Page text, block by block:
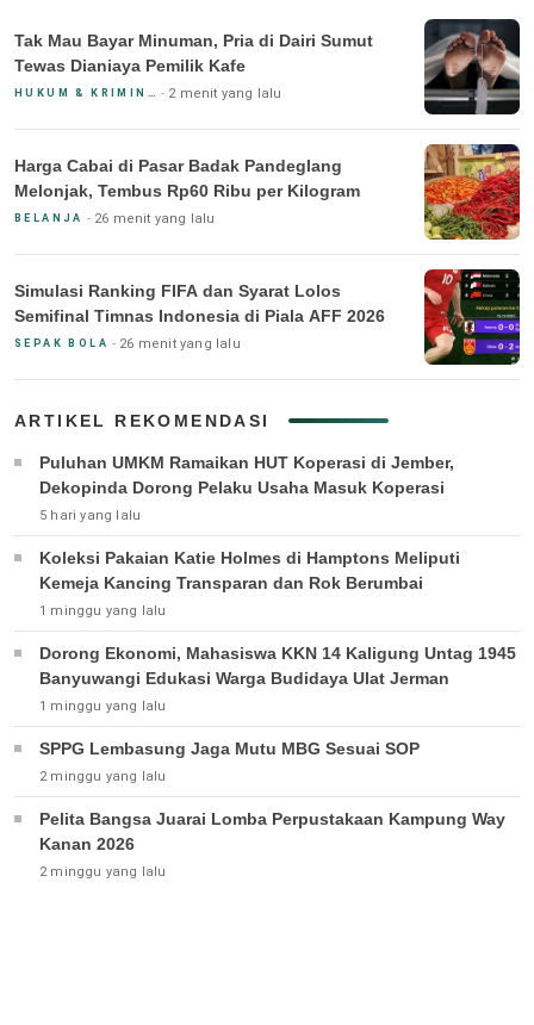
Tak Mau Bayar Minuman, Pria di Dairi Sumut
Tewas Dianiaya Pemilik Kafe
HUKUM & KRIMINAL 2 menit yang lalu
Harga Cabai di Pasar Badak Pandeglang
Melonjak, Tembus Rp60 Ribu per Kilogram
BELANJA 26 menit yang lalu
Simulasi Ranking FIFA dan Syarat Lolos
Semifinal Timnas Indonesia di Piala AFF 2026
SEPAK BOLA 26 menit yang lalu
ARTIKEL REKOMENDASI
Puluhan UMKM Ramaikan HUT Koperasi di Jember,
Dekopinda Dorong Pelaku Usaha Masuk Koperasi
5 hari yang lalu
Koleksi Pakaian Katie Holmes di Hamptons Meliputi
Kemeja Kancing Transparan dan Rok Berumbai
1 minggu yang lalu
Dorong Ekonomi, Mahasiswa KKN 14 Kaligung Untag 1945
Banyuwangi Edukasi Warga Budidaya Ulat Jerman
1 minggu yang lalu
SPPG Lembasung Jaga Mutu MBG Sesuai SOP
2 minggu yang lalu
Pelita Bangsa Juarai Lomba Perpustakaan Kampung Way
Kanan 2026
2 minggu yang lalu